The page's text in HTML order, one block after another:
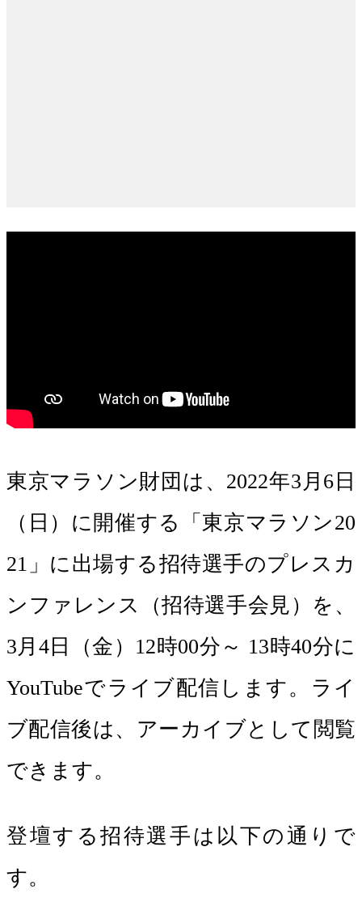
東京マラソン財団は、2022年3月6日
（日）に開催する「東京マラソン20
21」に出場する招待選手のプレスカ
ンファレンス（招待選手会見）を、
3月4日（金）12時00分～ 13時40分に
YouTubeでライブ配信します。ライ
ブ配信後は、アーカイブとして閲覧
できます。
登壇する招待選手は以下の通りで
す。